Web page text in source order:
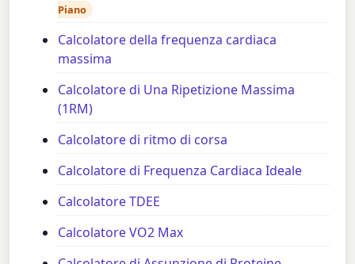
Piano
Calcolatore della frequenza cardiaca
massima
Calcolatore di Una Ripetizione Massima
(1RM)
Calcolatore di ritmo di corsa
Calcolatore di Frequenza Cardiaca Ideale
Calcolatore TDEE
Calcolatore VO2 Max